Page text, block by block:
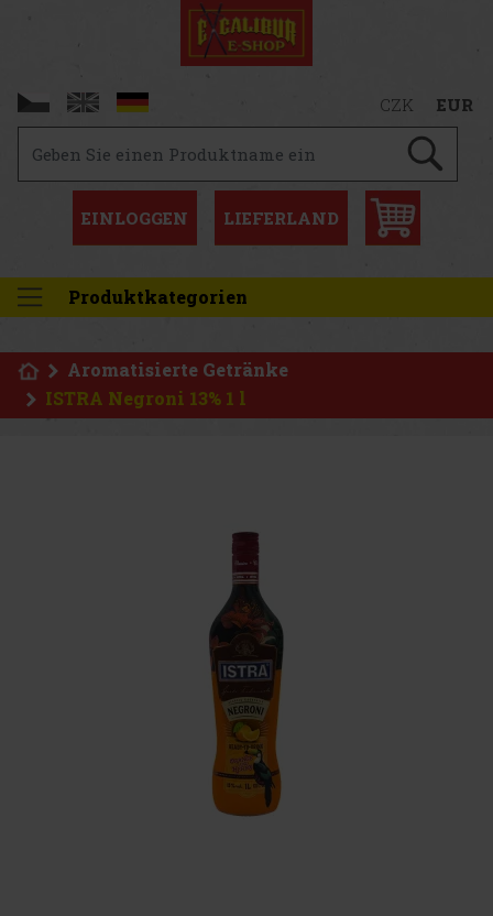
CZK EUR
EINLOGGEN LIEFERLAND
Produktkategorien
Aromatisierte Getränke
ISTRA Negroni 13% 1 l